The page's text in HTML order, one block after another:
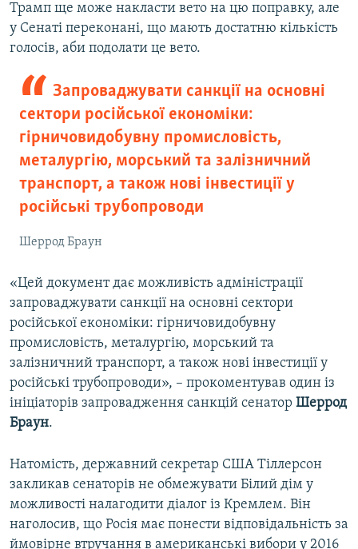
Трамп ще може накласти вето на цю поправку, але
у Сенаті переконані, що мають достатню кількість
голосів, аби подолати це вето.
Запроваджувати санкції на основні
сектори російської економіки:
гірничовидобувну промисловість,
металургію, морський та залізничний
транспорт, а також нові інвестиції у
російські трубопроводи
Шеррод Браун
«Цей документ дає можливість адміністрації
запроваджувати санкції на основні сектори
російської економіки: гірничовидобувну
промисловість, металургію, морський та
залізничний транспорт, а також нові інвестиції у
російські трубопроводи», – прокоментував один із
ініціаторів запровадження санкцій сенатор Шеррод
Браун.
Натомість, державний секретар США Тіллерсон
закликав сенаторів не обмежувати Білий дім у
можливості налагодити діалог із Кремлем. Він
наголосив, що Росія має понести відповідальність за
ймовірне втручання в американські вибори у 2016